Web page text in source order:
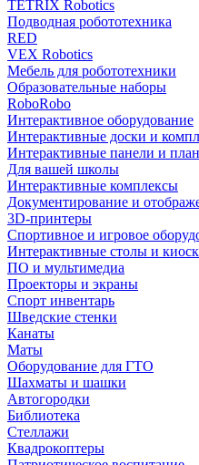
TETRIX Robotics
Подводная робототехника
RED
VEX Robotics
Мебель для робототехники
Образовательные наборы
RoboRobo
Интерактивное оборудование
Интерактивные доски и
Интерактивные панели и
Для вашей школы
Интерактивные комплексы
Документирование и
3D-принтеры
Спортивное и игровое
Интерактивные столы и
ПО и мультимедиа
Проекторы и экраны
Спорт инвентарь
Шведские стенки
Канаты
Маты
Оборудование для ГТО
Шахматы и шашки
Автогородки
Библиотека
Стеллажи
Квадрокоптеры